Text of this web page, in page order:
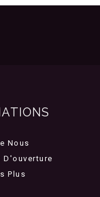
Nous
D'ouverture
Plus